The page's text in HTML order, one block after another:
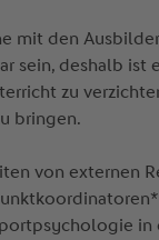
mit den
deshalb ist
zu
bringen.
von externen
in